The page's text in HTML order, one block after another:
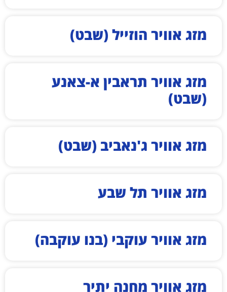
מזג אוויר הוזייל (שבט)
מזג אוויר תראבין א-צאנע
(שבט)
מזג אוויר ג'נאביב (שבט)
מזג אוויר תל שבע
מזג אוויר עוקבי (בנו עוקבה)
מזג אוויר מחנה יתיר